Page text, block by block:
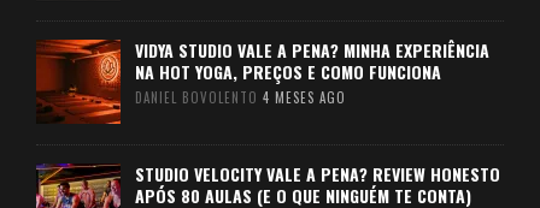
VIDYA STUDIO VALE A PENA? MINHA EXPERIÊNCIA
NA HOT YOGA, PREÇOS E COMO FUNCIONA
DANIEL BOVOLENTO 4 MESES AGO
STUDIO VELOCITY VALE A PENA? REVIEW HONESTO
APÓS 80 AULAS (E O QUE NINGUÉM TE CONTA)